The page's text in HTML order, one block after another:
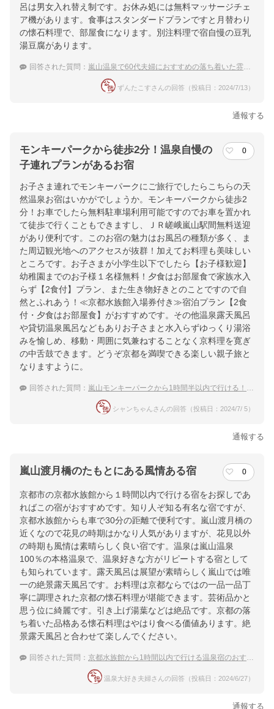
呂は男女入れ替え制です。お休み処には無料マッサージチェ
ア機があります。食事はスタンダードプランですと月替わり
の懐石料理で、部屋食になります。別注料理で宿自慢の豆乳
湯豆腐があります。
回答された質問： 嵐山温泉で60代夫婦におすすめの落ち着いた雰囲気の宿
ずんたこすさんの回答（投稿日：2024/7/13）
通報する
モンキーパークから徒歩2分！温泉自慢の
子連れプランがあるお宿
0
お子さま連れでモンキーパークにご旅行でしたらこちらの天
然温泉お宿はいかがでしょうか。モンキーパークから徒歩2
分！お車でしたら無料駐車場利用可能ですのでお車を置かれ
て徒歩で行くこともできますし、ＪＲ嵯峨嵐山駅間無料送迎
があり便利です。このお宿の魅力はお風呂の種類が多く、ま
た周辺観光地へのアクセスが抜群！加えてお料理も美味しい
ところです。お子さまが小学生以下でしたら【お子様歓迎】
幼稚園までのお子様１名様無料！夕食はお部屋食で家族水入
らず【2食付】プラン、また生き物好きとのことですので自
然とふれあう！≪京都水族館入場券付き≫宿泊プラン【2食
付・夕食はお部屋食】がおすすめです。その他温泉露天風呂
や貸切温泉風呂などもありお子さまと水入らずゆっくり湯浴
みを愉しめ、移動・周囲に気兼ねすることなく京料理を寛ぎ
の中舌鼓できます。どうぞ京都を満喫できる楽しい親子旅と
なりますように。
回答された質問： 嵐山モンキーパークから1時間半以内で行ける！子連れ家族に人気の温泉宿は？
シャンちゃんさんの回答（投稿日：2024/7/ 5）
通報する
嵐山渡月橋のたもとにある風情ある宿 0
京都市の京都水族館から１時間以内で行ける宿をお探しであ
ればこの宿がおすすめです。知り人ぞ知る有名な宿ですが、
京都水族館からも車で30分の距離で便利です。嵐山渡月橋の
近くなので花見の時期はかなり人気がありますが、花見以外
の時期も風情は素晴らしく良い宿です。温泉は嵐山温泉
100％の本格温泉で、温泉好きな方がリピートする宿として
も知られています。露天風呂は展望が素晴らしく嵐山では唯
一の絶景露天風呂です。お料理は京都ならではの一品一品丁
寧に調理された京都の懐石料理が堪能できます。芸術品かと
思う位に綺麗です。引き上げ湯葉などは絶品です。京都の落
ち着いた品格ある懐石料理はやはり食べる価値あります。絶
景露天風呂と合わせて楽しんでください。
回答された質問： 京都水族館から1時間以内で行ける温泉宿のおすすめは？
温泉大好き夫婦さんの回答（投稿日：2024/6/27）
通報する